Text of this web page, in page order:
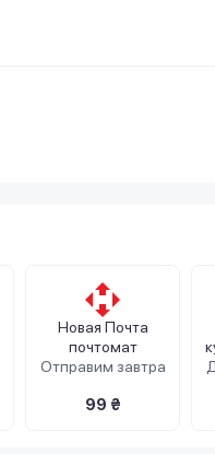
Новая Почта
почтомат
Отправим завтра
99 ₴